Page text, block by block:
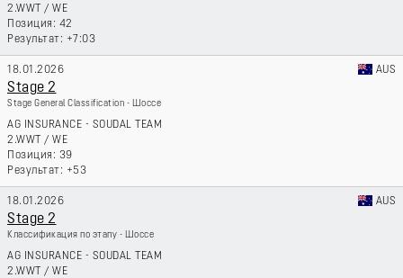
2.WWT / WE
42
+7:03
18.01.2026 AUS
Stage 2
Stage General Classification - Шоссе
AG INSURANCE - SOUDAL TEAM
2.WWT / WE
39
+53
18.01.2026 AUS
Stage 2
Классификация по этапу - Шоссе
AG INSURANCE - SOUDAL TEAM
2.WWT / WE